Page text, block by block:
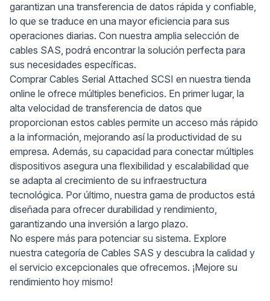
garantizan una transferencia de datos rápida y confiable,
lo que se traduce en una mayor eficiencia para sus
operaciones diarias. Con nuestra amplia selección de
cables SAS, podrá encontrar la solución perfecta para
sus necesidades específicas.
Comprar Cables Serial Attached SCSI en nuestra tienda
online le ofrece múltiples beneficios. En primer lugar, la
alta velocidad de transferencia de datos que
proporcionan estos cables permite un acceso más rápido
a la información, mejorando así la productividad de su
empresa. Además, su capacidad para conectar múltiples
dispositivos asegura una flexibilidad y escalabilidad que
se adapta al crecimiento de su infraestructura
tecnológica. Por último, nuestra gama de productos está
diseñada para ofrecer durabilidad y rendimiento,
garantizando una inversión a largo plazo.
No espere más para potenciar su sistema. Explore
nuestra categoría de Cables SAS y descubra la calidad y
el servicio excepcionales que ofrecemos. ¡Mejore su
rendimiento hoy mismo!